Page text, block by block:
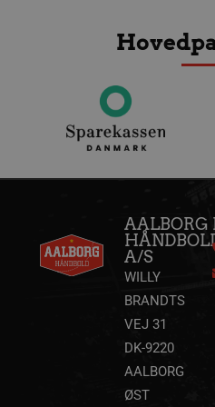
AALBORG
A/S
WILLY
BRANDTS
VEJ 31
DK-9220
AALBORG
ØST
lf-cmp-189350